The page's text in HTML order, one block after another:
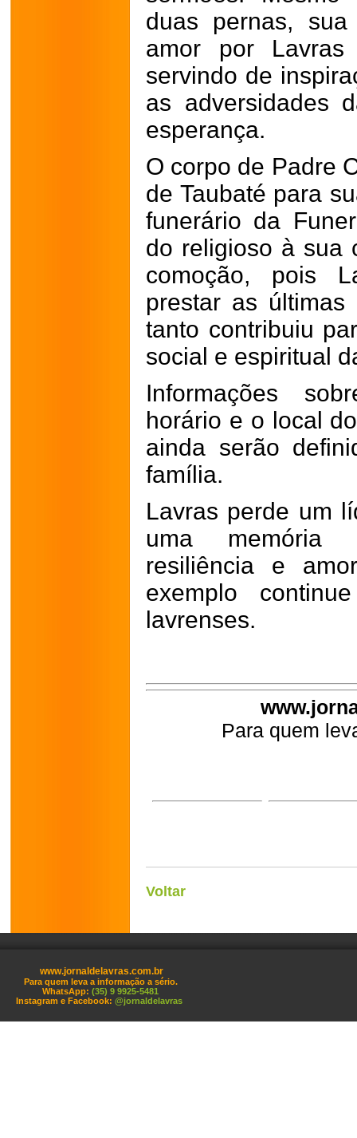
duas pernas,
amor por Lavras
servindo de
as adversidades
esperança.
O corpo de Padre
de Taubaté para
funerário da
do religioso à sua
comoção, pois
prestar as últimas
tanto contribuiu
social e espiritual
Informações
horário e o local
ainda serão
família.
Lavras perde um
uma memória
resiliência e
exemplo
lavrenses.
Para quem
Voltar
www.jornaldelavras.com.br
Para quem leva a informação a sério.
WhatsApp: (35) 9 9925-5481
Instagram e Facebook: @jornaldelavras